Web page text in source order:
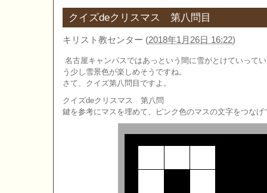
クイズdeクリスマス 第八問目
キリスト教センター (2018年1月26日 16:22)
名古屋キャンパスではあっという間に雪がとけていって
う少し雪景色が楽しめそうですね。
さて、クイズ第八問目ですよ。
クイズdeクリスマス 第八問
鍵を参考にマスを埋めて、ピンク色のマスの文字をつなげ